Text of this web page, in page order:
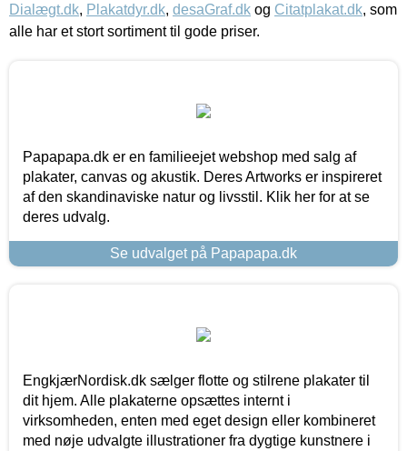
Dialægt.dk, Plakatdyr.dk, desaGraf.dk og Citatplakat.dk, som
alle har et stort sortiment til gode priser.
Papapapa.dk er en familieejet webshop med salg af
plakater, canvas og akustik. Deres Artworks er inspireret
af den skandinaviske natur og livsstil. Klik her for at se
deres udvalg.
Se udvalget på Papapapa.dk
EngkjærNordisk.dk sælger flotte og stilrene plakater til
dit hjem. Alle plakaterne opsættes internt i
virksomheden, enten med eget design eller kombineret
med nøje udvalgte illustrationer fra dygtige kunstnere i